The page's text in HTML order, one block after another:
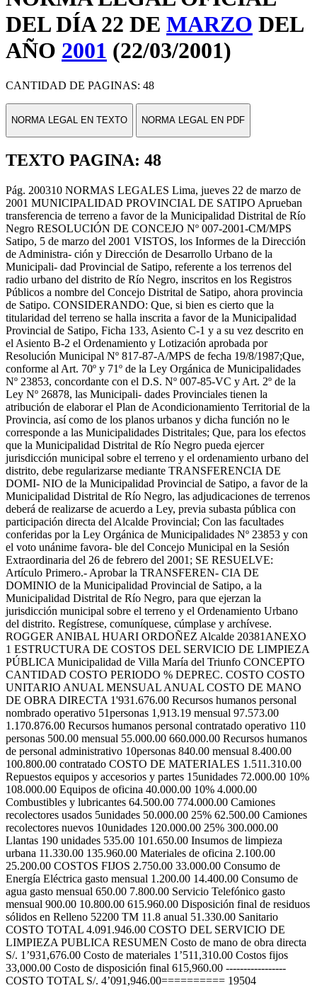
DEL DÍA 22 DE MARZO DEL
AÑO 2001 (22/03/2001)
CANTIDAD DE PAGINAS: 48
NORMA LEGAL EN TEXTO NORMA LEGAL EN PDF
TEXTO PAGINA: 48
Pág. 200310 NORMAS LEGALES Lima, jueves 22 de marzo de
2001 MUNICIPALIDAD PROVINCIAL DE SATIPO Aprueban
transferencia de terreno a favor de la Municipalidad Distrital de Río
Negro RESOLUCIÓN DE CONCEJO Nº 007-2001-CM/MPS
Satipo, 5 de marzo del 2001 VISTOS, los Informes de la Dirección
de Administra- ción y Dirección de Desarrollo Urbano de la
Municipali- dad Provincial de Satipo, referente a los terrenos del
radio urbano del distrito de Río Negro, inscritos en los Registros
Públicos a nombre del Concejo Distrital de Satipo, ahora provincia
de Satipo. CONSIDERANDO: Que, si bien es cierto que la
titularidad del terreno se halla inscrita a favor de la Municipalidad
Provincial de Satipo, Ficha 133, Asiento C-1 y a su vez descrito en
el Asiento B-2 el Ordenamiento y Lotización aprobada por
Resolución Municipal Nº 817-87-A/MPS de fecha 19/8/1987;Que,
conforme al Art. 70º y 71º de la Ley Orgánica de Municipalidades
Nº 23853, concordante con el D.S. Nº 007-85-VC y Art. 2º de la
Ley Nº 26878, las Municipali- dades Provinciales tienen la
atribución de elaborar el Plan de Acondicionamiento Territorial de la
Provincia, así como de los planos urbanos y dicha función no le
corresponde a las Municipalidades Distritales; Que, para los efectos
que la Municipalidad Distrital de Río Negro pueda ejercer
jurisdicción municipal sobre el terreno y el ordenamiento urbano del
distrito, debe regularizarse mediante TRANSFERENCIA DE
DOMI- NIO de la Municipalidad Provincial de Satipo, a favor de la
Municipalidad Distrital de Río Negro, las adjudicaciones de terrenos
deberá de realizarse de acuerdo a Ley, previa subasta pública con
participación directa del Alcalde Provincial; Con las facultades
conferidas por la Ley Orgánica de Municipalidades Nº 23853 y con
el voto unánime favora- ble del Concejo Municipal en la Sesión
Extraordinaria del 26 de febrero del 2001; SE RESUELVE:
Artículo Primero.- Aprobar la TRANSFEREN- CIA DE
DOMINIO de la Municipalidad Provincial de Satipo, a la
Municipalidad Distrital de Río Negro, para que ejerzan la
jurisdicción municipal sobre el terreno y el Ordenamiento Urbano
del distrito. Regístrese, comuníquese, cúmplase y archívese.
ROGGER ANIBAL HUARI ORDOÑEZ Alcalde 20381ANEXO
1 ESTRUCTURA DE COSTOS DEL SERVICIO DE LIMPIEZA
PÚBLICA Municipalidad de Villa María del Triunfo CONCEPTO
CANTIDAD COSTO PERIODO % DEPREC. COSTO COSTO
UNITARIO ANUAL MENSUAL ANUAL COSTO DE MANO
DE OBRA DIRECTA 1'931.676.00 Recursos humanos personal
nombrado operativo 51personas 1,913.19 mensual 97.573.00
1.170.876.00 Recursos humanos personal contratado operativo 110
personas 500.00 mensual 55.000.00 660.000.00 Recursos humanos
de personal administrativo 10personas 840.00 mensual 8.400.00
100.800.00 contratado COSTO DE MATERIALES 1.511.310.00
Repuestos equipos y accesorios y partes 15unidades 72.000.00 10%
108.000.00 Equipos de oficina 40.000.00 10% 4.000.00
Combustibles y lubricantes 64.500.00 774.000.00 Camiones
recolectores usados 5unidades 50.000.00 25% 62.500.00 Camiones
recolectores nuevos 10unidades 120.000.00 25% 300.000.00
Llantas 190 unidades 535.00 101.650.00 Insumos de limpieza
urbana 11.330.00 135.960.00 Materiales de oficina 2.100.00
25.200.00 COSTOS FIJOS 2.750.00 33.000.00 Consumo de
Energía Eléctrica gasto mensual 1.200.00 14.400.00 Consumo de
agua gasto mensual 650.00 7.800.00 Servicio Telefónico gasto
mensual 900.00 10.800.00 615.960.00 Disposición final de residuos
sólidos en Relleno 52200 TM 11.8 anual 51.330.00 Sanitario
COSTO TOTAL 4.091.946.00 COSTO DEL SERVICIO DE
LIMPIEZA PUBLICA RESUMEN Costo de mano de obra directa
S/. 1’931,676.00 Costo de materiales 1’511,310.00 Costos fijos
33,000.00 Costo de disposición final 615,960.00 -----------------
COSTO TOTAL S/. 4’091,946.00========== 19504